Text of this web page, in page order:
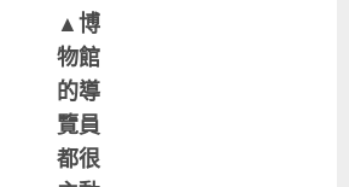
▲博
物館
的導
覽員
都很